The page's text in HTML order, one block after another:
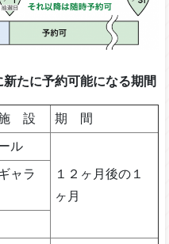
たに予約可能になる期間
設 期 間
ル
１２ヶ月後の１
ヶ月
ャラ